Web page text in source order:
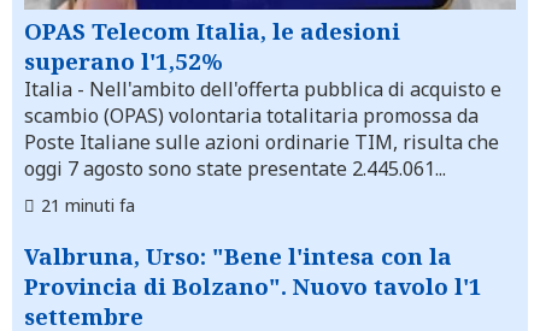
OPAS Telecom Italia, le adesioni
superano l'1,52%
Italia - Nell'ambito dell'offerta pubblica di acquisto e
scambio (OPAS) volontaria totalitaria promossa da
Poste Italiane sulle azioni ordinarie TIM, risulta che
oggi 7 agosto sono state presentate 2.445.061...
21 minuti fa
Valbruna, Urso: "Bene l'intesa con la
Provincia di Bolzano". Nuovo tavolo l'1
settembre